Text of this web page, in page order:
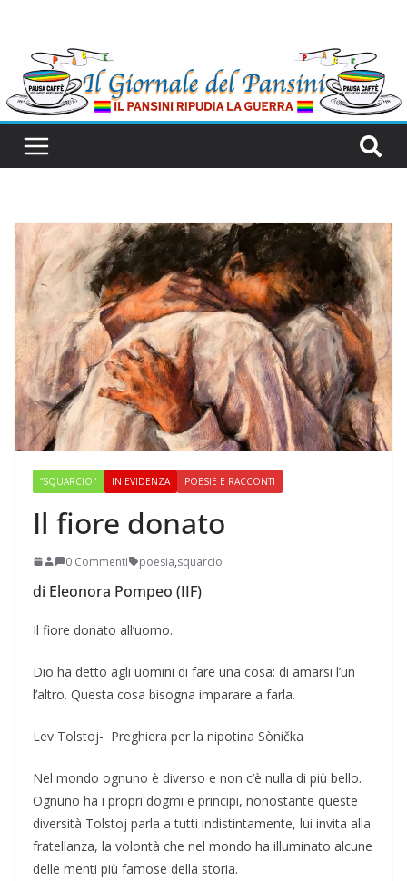
“SQUARCIO" IN EVIDENZA POESIE E RACCONTI
Il fiore donato
0 Commenti poesia,squarcio
di Eleonora Pompeo (IIF)
Il fiore donato all’uomo.
Dio ha detto agli uomini di fare una cosa: di amarsi l’un
l’altro. Questa cosa bisogna imparare a farla.
Lev Tolstoj- Preghiera per la nipotina Sònička
Nel mondo ognuno è diverso e non c’è nulla di più bello.
Ognuno ha i propri dogmi e principi, nonostante queste
diversità Tolstoj parla a tutti indistintamente, lui invita alla
fratellanza, la volontà che nel mondo ha illuminato alcune
delle menti più famose della storia.